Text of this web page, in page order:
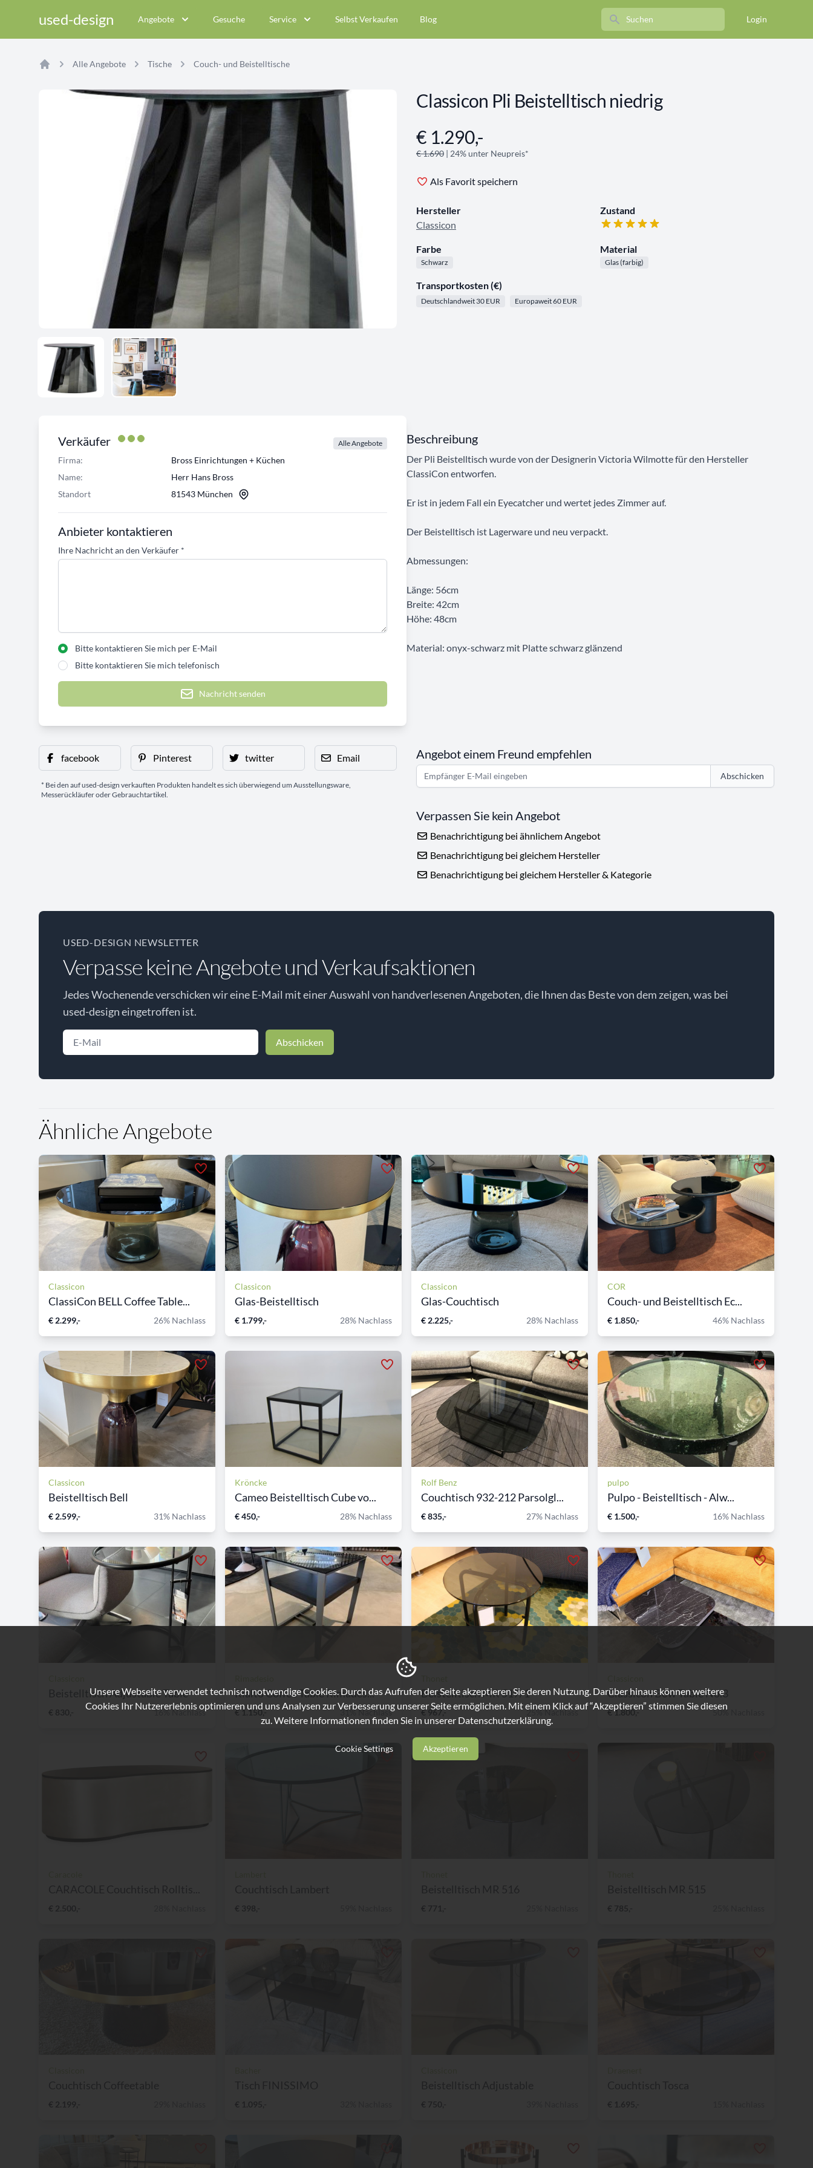
used-design Angebote Gesuche Service Selbst Verkaufen Blog Search Login
Alle Angebote Tische Couch- und Beistelltische
Classicon Pli Beistelltisch niedrig
Angebotsinformationen
€ 1.290,-
€ 1.690 | 24% unter Neupreis*
Als Favorit speichern
Hersteller
Classicon
Zustand
Farbe
Schwarz
Material
Glas (farbig)
Transportkosten (€)
Deutschlandweit 30 EUR Europaweit 60 EUR
Verkäufer Alle Angebote
Firma:
Bross Einrichtungen + Küchen
Name:
Herr Hans Bross
Standort
81543 München
Anbieter kontaktieren
Ihre Nachricht an den Verkäufer *
Bitte kontaktieren Sie mich per E-Mail
Bitte kontaktieren Sie mich telefonisch
Nachricht senden
Beschreibung
Der Pli Beistelltisch wurde von der Designerin Victoria Wilmotte für den Hersteller
ClassiCon entworfen.
Er ist in jedem Fall ein Eyecatcher und wertet jedes Zimmer auf.
Der Beistelltisch ist Lagerware und neu verpackt.
Abmessungen:
Länge: 56cm
Breite: 42cm
Höhe: 48cm
Material: onyx-schwarz mit Platte schwarz glänzend
facebook Pinterest twitter Email
* Bei den auf used-design verkauften Produkten handelt es sich überwiegend um Ausstellungsware,
Messerückläufer oder Gebrauchtartikel.
Angebot einem Freund empfehlen
Abschicken
Verpassen Sie kein Angebot
Benachrichtigung bei ähnlichem Angebot
Benachrichtigung bei gleichem Hersteller
Benachrichtigung bei gleichem Hersteller & Kategorie
USED-DESIGN NEWSLETTER
Verpasse keine Angebote und Verkaufsaktionen
Jedes Wochenende verschicken wir eine E-Mail mit einer Auswahl von handverlesenen Angeboten, die Ihnen das Beste von dem zeigen, was bei
used-design eingetroffen ist.
Abschicken
Ähnliche Angebote
Classicon
ClassiCon BELL Coffee Table...
€ 2.299,- 26% Nachlass
Classicon
Glas-Beistelltisch
€ 1.799,- 28% Nachlass
Classicon
Glas-Couchtisch
€ 2.225,- 28% Nachlass
COR
Couch- und Beistelltisch Ec...
€ 1.850,- 46% Nachlass
Classicon
Beistelltisch Bell
€ 2.599,- 31% Nachlass
Kröncke
Cameo Beistelltisch Cube vo...
€ 450,- 28% Nachlass
Rolf Benz
Couchtisch 932-212 Parsolgl...
€ 835,- 27% Nachlass
pulpo
Pulpo - Beistelltisch - Alw...
€ 1.500,- 16% Nachlass
Beistelltisch Adjustable Table
€ 830,- 16% Nachlass
Rialto Coffee Table Rimades...
€ 1.150,- 31% Nachlass
Beistelltisch MR 517/1
€ 967,- 25% Nachlass
Classicon Bow Table No.3
€ 1.800,- 50% Nachlass
Unsere Webseite verwendet technisch notwendige Cookies. Durch das Aufrufen der Seite akzeptieren Sie deren Nutzung. Darüber hinaus können weitere
Cookies Ihr Nutzererlebnis optimieren und uns Analysen zur Verbesserung unserer Seite ermöglichen. Mit einem Klick auf “Akzeptieren” stimmen Sie diesen
zu. Weitere Informationen finden Sie in unserer Datenschutzerklärung.
Cookie Settings Akzeptieren